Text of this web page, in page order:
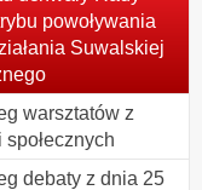
powoływania
Suwalskiej
warsztatów z
debaty z dnia 25